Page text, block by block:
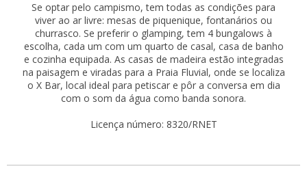
Se optar pelo campismo, tem todas as condições para
viver ao ar livre: mesas de piquenique, fontanários ou
churrasco. Se preferir o glamping, tem 4 bungalows à
escolha, cada um com um quarto de casal, casa de banho
e cozinha equipada. As casas de madeira estão integradas
na paisagem e viradas para a Praia Fluvial, onde se localiza
o X Bar, local ideal para petiscar e pôr a conversa em dia
com o som da água como banda sonora.
Licença número: 8320/RNET